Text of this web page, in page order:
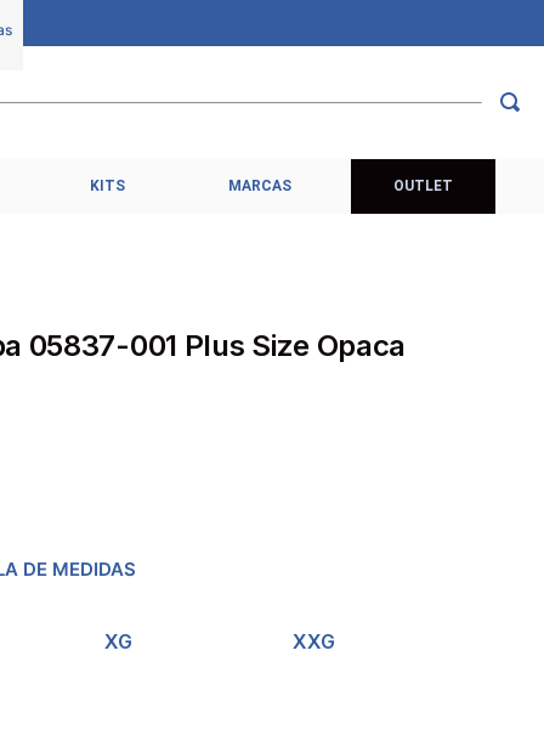
KITS MARCAS OUTLET
05837-001 Plus Size Opaca
DE MEDIDAS
XG XXG